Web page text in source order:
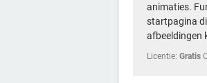
animaties.
startpagina
afbeeldingen
Licentie: Gratis